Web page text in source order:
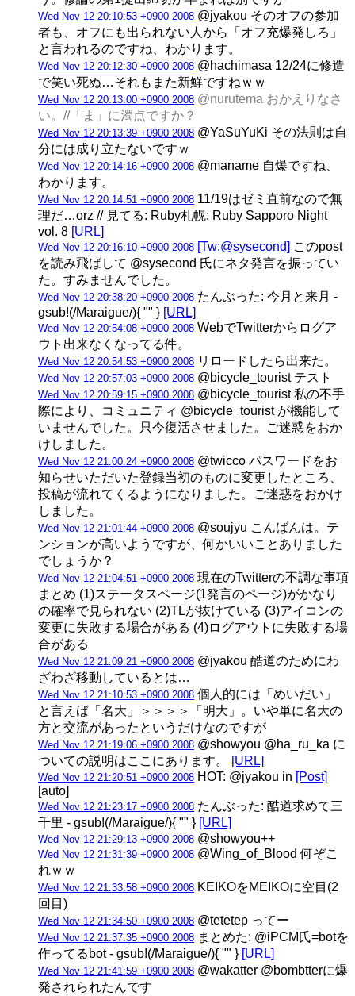
Wed Nov 12 20:10:53 +0900 2008 @jyakou そのオフの参加
者も、オフにも出られない人から「オフ充爆発しろ」
と言われるのですね、わかります。
Wed Nov 12 20:12:30 +0900 2008 @hachimasa 12/24に修造
で笑い死ぬ…それもまた新鮮ですねｗｗ
Wed Nov 12 20:13:00 +0900 2008 @nurutema おかえりなさ
い。//「ま」に濁点ですか？
Wed Nov 12 20:13:39 +0900 2008 @YaSuYuKi その法則は自
分には成り立たないですｗ
Wed Nov 12 20:14:16 +0900 2008 @maname 自爆ですね、
わかります。
Wed Nov 12 20:14:51 +0900 2008 11/19はゼミ直前なので無
理だ…orz // 見てる: Ruby札幌: Ruby Sapporo Night
vol. 8 [URL]
Wed Nov 12 20:16:10 +0900 2008 [Tw:@sysecond] このpost
を読み飛ばして @sysecond 氏にネタ発言を振ってい
た。すみませんでした。
Wed Nov 12 20:38:20 +0900 2008 たんぶった: 今月と来月 -
gsub!(/Maraigue/){ "" } [URL]
Wed Nov 12 20:54:08 +0900 2008 WebでTwitterからログア
ウト出来なくなってる件。
Wed Nov 12 20:54:53 +0900 2008 リロードしたら出来た。
Wed Nov 12 20:57:03 +0900 2008 @bicycle_tourist テスト
Wed Nov 12 20:59:15 +0900 2008 @bicycle_tourist 私の不手
際により、コミュニティ @bicycle_tourist が機能して
いませんでした。只今復活させました。ご迷惑をおか
けしました。
Wed Nov 12 21:00:24 +0900 2008 @twicco パスワードをお
知らせいただいた登録当初のものに変更したところ、
投稿が流れてくるようになりました。ご迷惑をおかけ
しました。
Wed Nov 12 21:01:44 +0900 2008 @soujyu こんばんは。テ
ンションが高いようですが、何かいいことありました
でしょうか？
Wed Nov 12 21:04:51 +0900 2008 現在のTwitterの不調な事項
まとめ (1)ステータスページ(1発言のページ)がかなり
の確率で見られない (2)TLが抜けている (3)アイコンの
変更に失敗する場合がある (4)ログアウトに失敗する場
合がある
Wed Nov 12 21:09:21 +0900 2008 @jyakou 酷道のためにわ
ざわざ移動しているとは…
Wed Nov 12 21:10:53 +0900 2008 個人的には「めいだい」
と言えば「名大」＞＞＞＞「明大」。いや単に名大の
方と交流があったというだけなのですが
Wed Nov 12 21:19:06 +0900 2008 @showyou @ha_ru_ka に
ついての説明はここにあります。
[URL]
Wed Nov 12 21:20:51 +0900 2008 HOT: @jyakou in [Post]
[auto]
Wed Nov 12 21:23:17 +0900 2008 たんぶった: 酷道求めて三
千里 - gsub!(/Maraigue/){ "" } [URL]
Wed Nov 12 21:29:13 +0900 2008 @showyou++
Wed Nov 12 21:31:39 +0900 2008 @Wing_of_Blood 何ぞこ
れｗｗ
Wed Nov 12 21:33:58 +0900 2008 KEIKOをMEIKOに空目(2
回目)
Wed Nov 12 21:34:50 +0900 2008 @tetetep ってー
Wed Nov 12 21:37:35 +0900 2008 まとめた: @iPCM氏=botを
作ってるbot - gsub!(/Maraigue/){ "" } [URL]
Wed Nov 12 21:41:59 +0900 2008 @wakatter @bombtterに爆
発されられたんです